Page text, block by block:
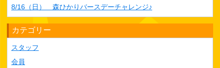
8/16（日） 森ひかりバースデーチャレンジ♪
カテゴリー
スタッフ
会員